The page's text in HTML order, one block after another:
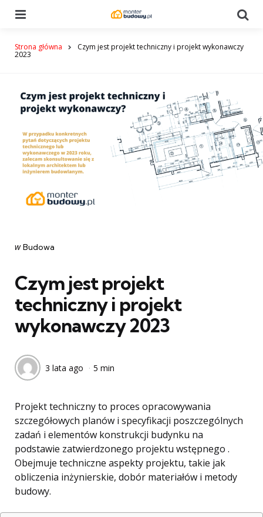
Strona główna Czym jest projekt techniczny i projekt wykonawczy
2023
Categories
post
w Budowa
Czym jest projekt
techniczny i projekt
wykonawczy 2023
3 lata ago 5 min
Projekt techniczny to proces opracowywania
szczegółowych planów i specyfikacji poszczególnych
zadań i elementów konstrukcji budynku na
podstawie zatwierdzonego projektu wstępnego .
Obejmuje techniczne aspekty projektu, takie jak
obliczenia inżynierskie, dobór materiałów i metody
budowy.